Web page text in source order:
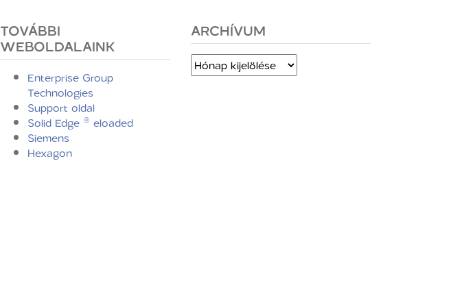
TOVÁBBI
WEBOLDALAINK
Enterprise Group
Technologies
Support oldal
Solid Edge ® eloaded
Siemens
Hexagon
ARCHÍVUM
Archívum